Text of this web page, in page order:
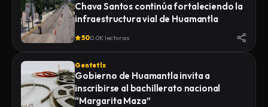
Chava Santos continúa fortaleciendo la
infraestructura vial de Huamantla
500.0K lecturas
Gentetlx
Gobierno de Huamantla invita a
inscribirse al bachillerato nacional
“Margarita Maza”